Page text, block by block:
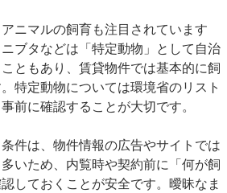
ニマルの飼育も注目されています
ブタなどは「特定動物」として自治
ともあり、賃貸物件では基本的に飼
特定動物については環境省のリスト
前に確認することが大切です。
件は、物件情報の広告やサイトでは
いため、内覧時や契約前に「何が飼
しておくことが安全です。曖昧なま